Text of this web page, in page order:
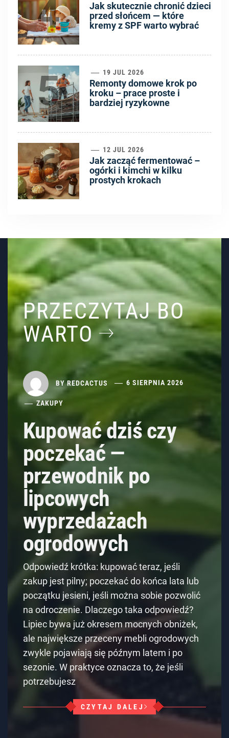
4
Jak skutecznie chronić dzieci
przed słońcem — które
kremy z SPF warto wybrać
5 19 JUL 2026
Remonty domowe krok po
kroku – prace proste i
bardziej ryzykowne
6 12 JUL 2026
Jak zacząć fermentować –
ogórki i kimchi w kilku
prostych krokach
PRZECZYTAJ BO
WARTO
BYREDCACTUS 6 SIERPNIA 2026
ZAKUPY
Kupować dziś czy
poczekać —
przewodnik po
lipcowych
wyprzedażach
ogrodowych
Odpowiedź krótka: kupować teraz, jeśli
zakup jest pilny; poczekać do końca lata lub
początku jesieni, jeśli można sobie pozwolić
na odroczenie. Dlaczego taka odpowiedź?
Lipiec bywa już okresem mocnych obniżek,
ale największe przeceny mebli ogrodowych
zwykle pojawiają się późnym latem i po
sezonie. W praktyce oznacza to, że jeśli
potrzebujesz
CZYTAJ DALEJ